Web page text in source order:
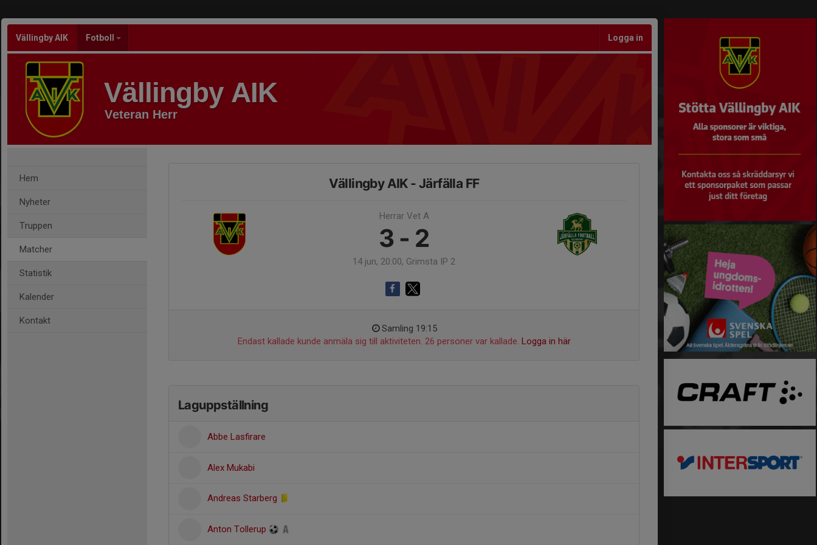
Vällingby AIK Fotboll Logga in
Vällingby AIK
Veteran Herr
Hem
Nyheter
Truppen
Matcher
Statistik
Kalender
Kontakt
Vällingby AIK - Järfälla FF
Herrar Vet A
3 - 2
14 jun, 20:00, Grimsta IP 2
Samling 19:15
Endast kallade kunde anmäla sig till aktiviteten. 26 personer var kallade. Logga in här
Laguppställning
Abbe Lasfirare
Alex Mukabi
Andreas Starberg
Anton Tollerup